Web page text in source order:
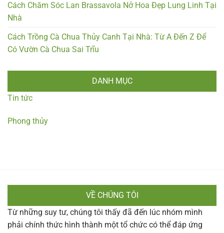
Cách Chăm Sóc Lan Brassavola Nở Hoa Đẹp Lung Linh Tại
Nhà
Cách Trồng Cà Chua Thủy Canh Tại Nhà: Từ A Đến Z Để
Có Vườn Cà Chua Sai Trĩu
DANH MỤC
Tin tức
Phong thủy
VỀ CHÚNG TÔI
Từ những suy tư, chúng tôi thấy đã đến lúc nhóm mình
phải chính thức hình thành một tổ chức có thể đáp ứng